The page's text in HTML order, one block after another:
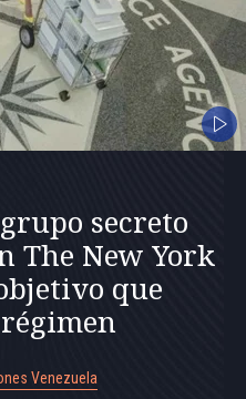
secreto
The New York
que
Venezuela